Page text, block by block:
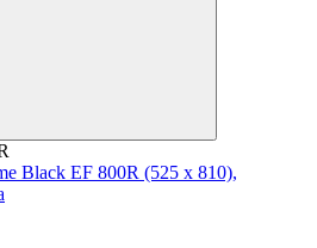
Black EF 800R (525 х 810),